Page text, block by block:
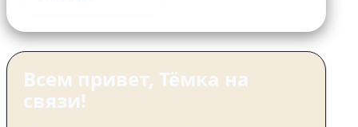
Всем привет, Тёмка на
связи!